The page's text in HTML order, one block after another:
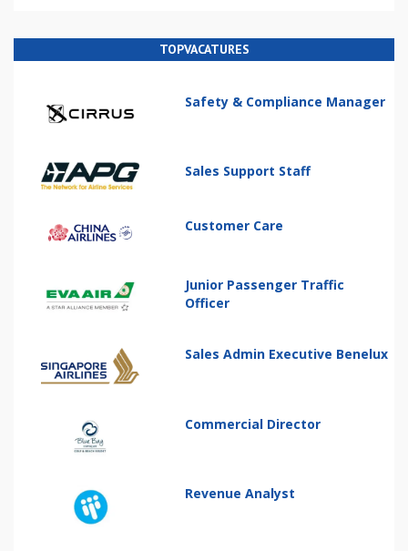
TOPVACATURES
Safety & Compliance Manager
Sales Support Staff
Customer Care
Junior Passenger Traffic
Officer
Sales Admin Executive Benelux
Commercial Director
Revenue Analyst